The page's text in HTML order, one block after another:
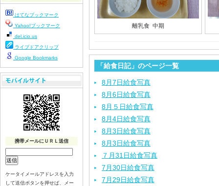
離乳食 中期
「給食日記」のページ一覧
8月7日給食写真
8月6日給食写真
8月５日給食写真
8月4日給食写真
8月3日給食写真
8月3日給食写真
７月31日給食写真
7月30日給食写真
7月29日給食写真
はてなブックマーク
Yahoo!ブックマーク
del.icio.us
ライブドアクリップ
Google Bookmarks
携帯メールにＵＲＬ送信
ケータイメールアドレスを入力
して送信ボタンを押せば、メー